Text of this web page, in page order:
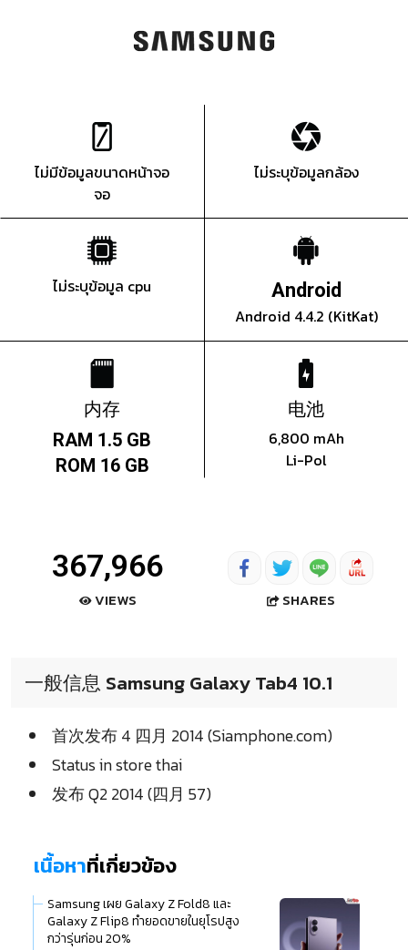
ไม่มีข้อมูลขนาดหน้าจอ
จอ
ไม่ระบุข้อมูลกล้อง
ไม่ระบุข้อมูล cpu Android
Android 4.4.2 (KitKat)
内存
RAM 1.5 GB
ROM 16 GB
电池
6,800 mAh
Li-Pol
367,966
VIEWS SHARES
一般信息 Samsung Galaxy Tab4 10.1
首次发布 4 四月 2014 (Siamphone.com)
Status in store thai
发布 Q2 2014 (四月 57)
เนื้อหาที่เกี่ยวข้อง
Samsung เผย Galaxy Z Fold8 และ
Galaxy Z Flip8 ทำยอดขายในยุโรปสูง
กว่ารุ่นก่อน 20%